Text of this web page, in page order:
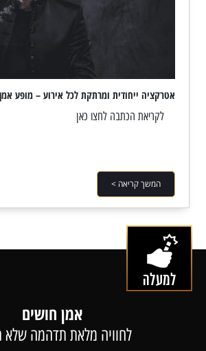
אטרקציה ייחודית ומרתקת לכל אירוע – מופע
לקריאת הכתבה לחצו כאן
המשך קריאה >
אמן חושים
לחוויה מלאת תדהמה